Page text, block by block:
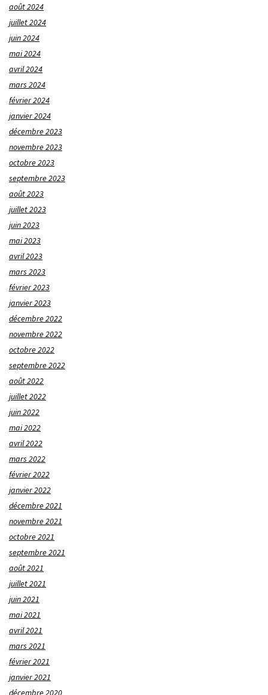
août 2024
juillet 2024
juin 2024
mai 2024
avril 2024
mars 2024
février 2024
janvier 2024
décembre 2023
novembre 2023
octobre 2023
septembre 2023
août 2023
juillet 2023
juin 2023
mai 2023
avril 2023
mars 2023
février 2023
janvier 2023
décembre 2022
novembre 2022
octobre 2022
septembre 2022
août 2022
juillet 2022
juin 2022
mai 2022
avril 2022
mars 2022
février 2022
janvier 2022
décembre 2021
novembre 2021
octobre 2021
septembre 2021
août 2021
juillet 2021
juin 2021
mai 2021
avril 2021
mars 2021
février 2021
janvier 2021
décembre 2020